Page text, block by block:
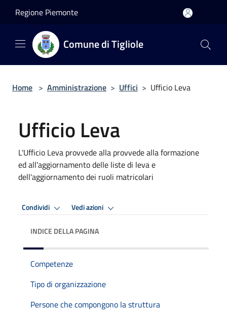
Regione Piemonte
Comune di Tigliole
Home > Amministrazione > Uffici > Ufficio Leva
Ufficio Leva
L'Ufficio Leva provvede alla provvede alla formazione
ed all'aggiornamento delle liste di leva e
dell'aggiornamento dei ruoli matricolari
Condividi Vedi azioni
INDICE DELLA PAGINA
Competenze
Tipo di organizzazione
Persone che compongono la struttura